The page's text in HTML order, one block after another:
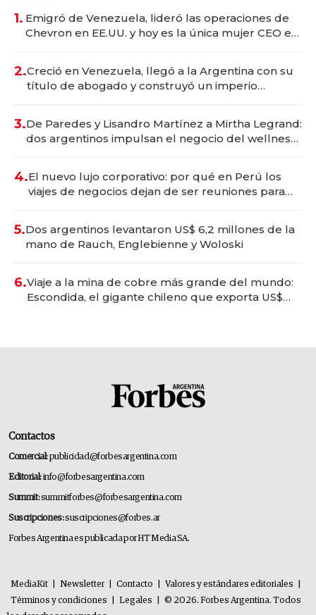
1. Emigró de Venezuela, lideró las operaciones de
Chevron en EE.UU. y hoy es la única mujer CEO en
2.Creció en Venezuela, llegó a la Argentina con su
título de abogado y construyó un imperio
3.De Paredes y Lisandro Martínez a Mirtha Legrand:
dos argentinos impulsan el negocio del wellness
4.El nuevo lujo corporativo: por qué en Perú los
viajes de negocios dejan de ser reuniones para
5.Dos argentinos levantaron US$ 6,2 millones de la
mano de Rauch, Englebienne y Woloski
6.Viaje a la mina de cobre más grande del mundo:
Escondida, el gigante chileno que exporta US$
Contactos
Comercial:publicidad@forbesargentina.com
Editorial:info@forbesargentina.com
Summit:summitforbes@forbesargentina.com
Suscripciones:suscripciones@forbes.ar
Forbes Argentina es publicada por HT Media SA.
MediaKit Newsletter Contacto Valores y estándares editoriales
Términos y condiciones
Legales
© 2026. Forbes Argentina. Todos